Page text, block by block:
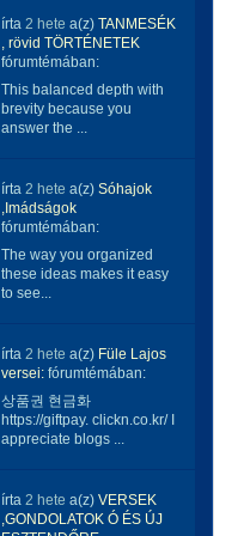
írta 2 hete a(z) TANMESÉK
, rövid TÖRTÉNETEK
fórumtémában:
This balanced depth with
brevity because you
answer the ...
írta 2 hete a(z) Sóhajok
,Imádságok
fórumtémában:
The way you organized
these ideas makes it easy
to see...
írta 2 hete a(z) Füle Lajos
versei: fórumtémában:
상품권 현금화
https://giftpay. clickn.co.kr/ I
appreciate blogs ...
írta 2 hete a(z) VERSEK
,GONDOLATOK Ó ÉS ÚJ